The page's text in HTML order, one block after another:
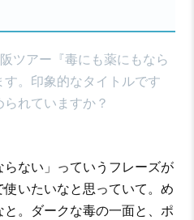
ツアー『毒にも薬にもなら
。印象的なタイトルです
れていますか？
ない」っていうフレーズが
いたいなと思っていて。め
。ダークな毒の一面と、ポ